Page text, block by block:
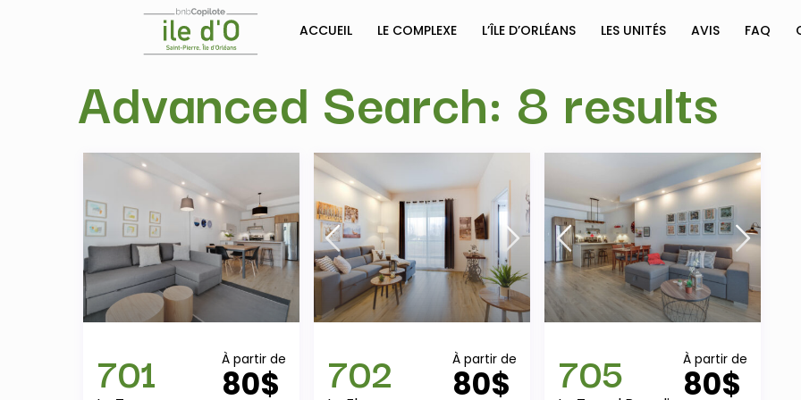
ACCUEIL LE COMPLEXE L’ÎLE D’ORLÉANS LES UNITÉS AVIS FAQ
Advanced Search: 8 results
À partir de
80$
701 À partir de
80$
702 À partir de
80$
705